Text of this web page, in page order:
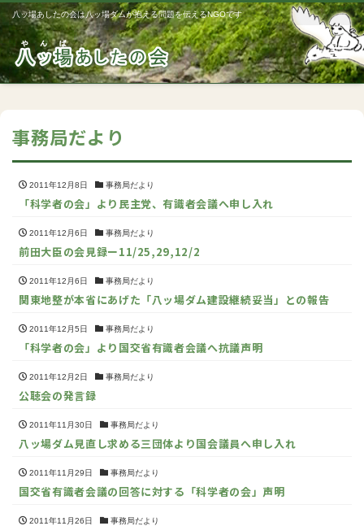
八ッ場あしたの会は八ッ場ダムが抱える問題を伝えるNGOです
事務局だより
2011年12月8日 事務局だより
「科学者の会」より民主党、有識者会議へ申し入れ
2011年12月6日 事務局だより
前田大臣の会見録ー11/25,29,12/2
2011年12月6日 事務局だより
関東地整が本省にあげた「八ッ場ダム建設継続妥当」との報告
2011年12月5日 事務局だより
「科学者の会」より国交省有識者会議へ抗議声明
2011年12月2日 事務局だより
公聴会の発言録
2011年11月30日 事務局だより
八ッ場ダム見直し求める三団体より国会議員へ申し入れ
2011年11月29日 事務局だより
国交省有識者会議の回答に対する「科学者の会」声明
2011年11月26日 事務局だより